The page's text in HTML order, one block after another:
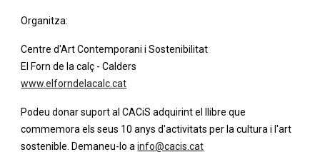
Organitza:
Centre d'Art Contemporani i Sostenibilitat
El Forn de la calç - Calders
www.elforndelacalc.cat
Podeu donar suport al CACiS adquirint el llibre que
commemora els seus 10 anys d'activitats per la cultura i l'art
sostenible. Demaneu-lo a info@cacis.cat